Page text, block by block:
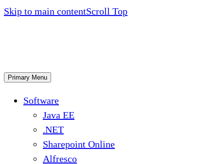
Skip to main contentScroll Top
Primary Menu
Software
Java EE
.NET
Sharepoint Online
Alfresco